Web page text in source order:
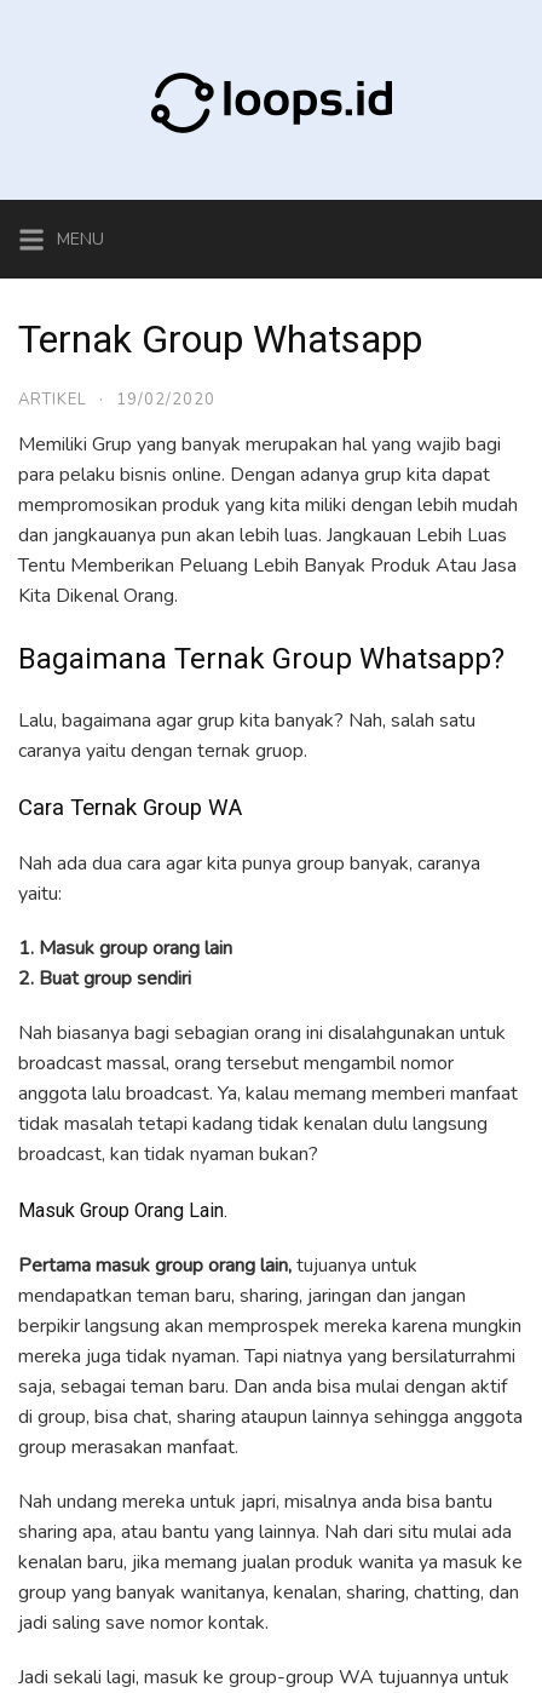
MENU
Ternak Group Whatsapp
ARTIKEL · 19/02/2020
Memiliki Grup yang banyak merupakan hal yang wajib bagi
para pelaku bisnis online. Dengan adanya grup kita dapat
mempromosikan produk yang kita miliki dengan lebih mudah
dan jangkauanya pun akan lebih luas. Jangkauan Lebih Luas
Tentu Memberikan Peluang Lebih Banyak Produk Atau Jasa
Kita Dikenal Orang.
Bagaimana Ternak Group Whatsapp?
Lalu, bagaimana agar grup kita banyak? Nah, salah satu
caranya yaitu dengan ternak gruop.
Cara Ternak Group WA
Nah ada dua cara agar kita punya group banyak, caranya
yaitu:
1. Masuk group orang lain
2. Buat group sendiri
Nah biasanya bagi sebagian orang ini disalahgunakan untuk
broadcast massal, orang tersebut mengambil nomor
anggota lalu broadcast. Ya, kalau memang memberi manfaat
tidak masalah tetapi kadang tidak kenalan dulu langsung
broadcast, kan tidak nyaman bukan?
Masuk Group Orang Lain.
Pertama masuk group orang lain,tujuanya untuk
mendapatkan teman baru, sharing, jaringan dan jangan
berpikir langsung akan memprospek mereka karena mungkin
mereka juga tidak nyaman. Tapi niatnya yang bersilaturrahmi
saja, sebagai teman baru. Dan anda bisa mulai dengan aktif
di group, bisa chat, sharing ataupun lainnya sehingga anggota
group merasakan manfaat.
Nah undang mereka untuk japri, misalnya anda bisa bantu
sharing apa, atau bantu yang lainnya. Nah dari situ mulai ada
kenalan baru, jika memang jualan produk wanita ya masuk ke
group yang banyak wanitanya, kenalan, sharing, chatting, dan
jadi saling save nomor kontak.
Jadi sekali lagi, masuk ke group-group WA tujuannya untuk